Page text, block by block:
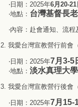
‧日期：2025年6月20-
‧地點： 台灣基督長
‧內容：赴會通知、流
2. 我愛台灣宣教營行前會
‧日期：2025年7月3-5
‧地點： 淡水真理大學
3. 我愛台灣宣教營行後會
‧日期：2025年7月15-